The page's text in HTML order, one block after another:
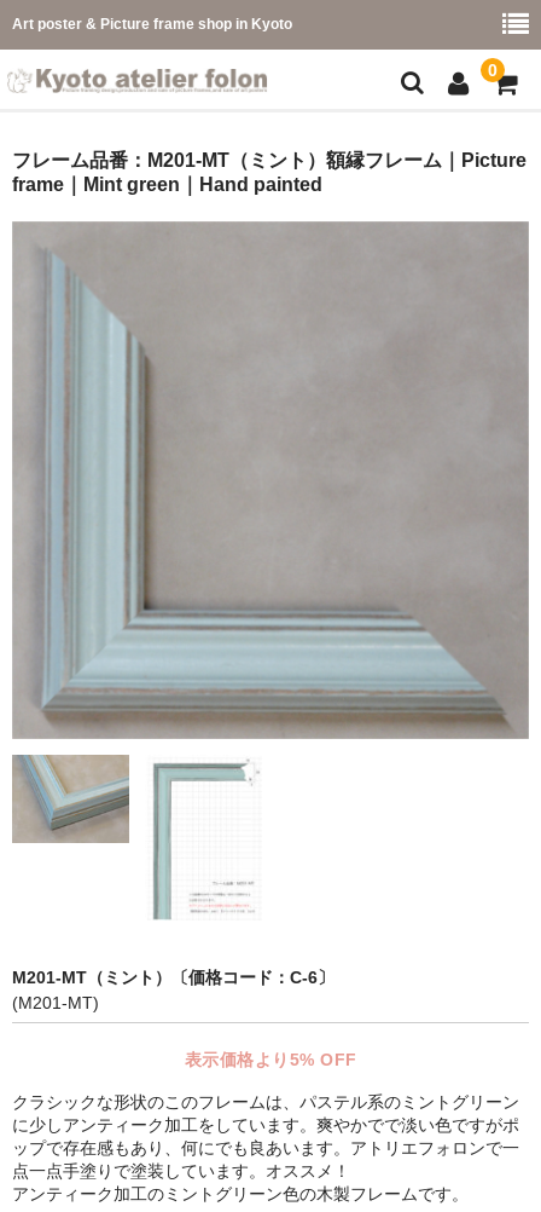
Art poster & Picture frame shop in Kyoto
0
フレーム一覧
イメージ別
フレーム幅別
仕様変更
マット・インナー
吊りフック
吊り金具＆ヒモセット
LP・CDフレーム
シンプルLPフレームセット
CD紙ジャケフレーム
フレーム品番：M201-MT（ミント）額縁フレーム｜Picture
frame｜Mint green｜Hand painted
M201-MT（ミント）〔価格コード：C-6〕
(M201-MT)
表示価格より5% OFF
クラシックな形状のこのフレームは、パステル系のミントグリーン
に少しアンティーク加工をしています。爽やかでで淡い色ですがポ
ップで存在感もあり、何にでも良あいます。アトリエフォロンで一
点一点手塗りで塗装しています。オススメ！
アンティーク加工のミントグリーン色の木製フレームです。